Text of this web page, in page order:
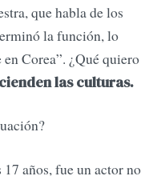
que habla de los
la función, lo
Corea”. ¿Qué quiero
las culturas.
años, fue un actor no